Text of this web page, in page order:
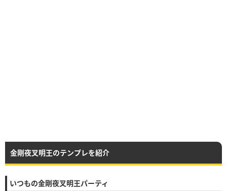
金剛夜叉明王のテンプレを紹介
いつもの金剛夜叉明王パーティ